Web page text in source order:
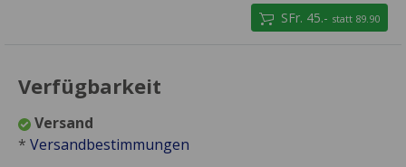
SFr. 45.- statt 89.90
Verfügbarkeit
Versand
* Versandbestimmungen